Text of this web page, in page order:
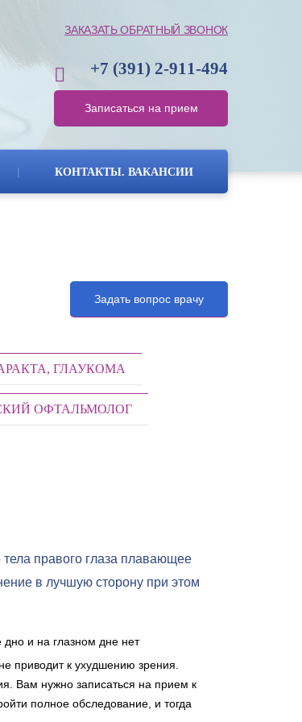
ЗАКАЗАТЬ ОБРАТНЫЙ ЗВОНОК
+7 (391) 2-911-494
Записаться на прием
| КОНТАКТЫ. ВАКАНСИИ
Задать вопрос врачу
ГЛАУКОМА
ОФТАЛЬМОЛОГ
тела правого глаза плавающее
в лучшую сторону при этом
и на глазном дне нет
приводит к ухудшению зрения.
Вам нужно записаться на прием к
полное обследование, и тогда